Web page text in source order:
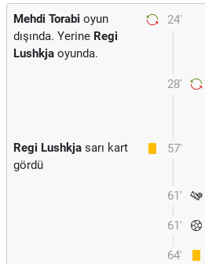
24'
Mehdi Torabi oyun
dışında. Yerine Regi
Lushkja oyunda.
28'
57'
Regi Lushkja sarı kart
gördü
61'
61'
64'